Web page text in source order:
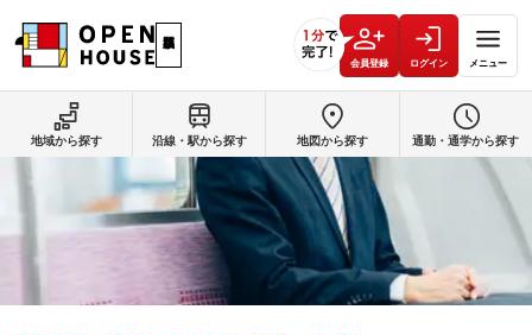
会員登録 ログイン メニュー
地域から探す 沿線・駅から探す 地図から探す 通勤・通学から探す